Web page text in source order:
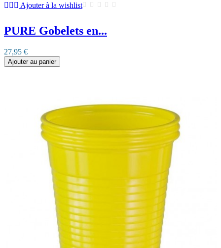
Ajouter à la wishlist
PURE Gobelets en...
27,95 €
Ajouter au panier